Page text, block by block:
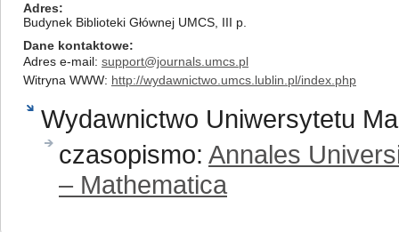
Adres
Budynek Biblioteki Głównej UMCS, III p.
Dane kontaktowe
Adres e-mail: support@journals.umcs.pl
Witryna WWW: http://wydawnictwo.umcs.lublin.pl/index.php
Wydawnictwo Uniwersytetu
czasopismo: Annales
– Mathematica